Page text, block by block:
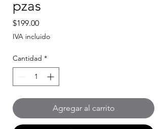
pzas
$199.00Precio
IVA incluido
Cantidad *
Agregar al carrito